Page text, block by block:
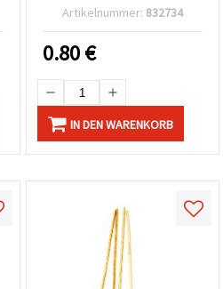
Artikelnummer: 832734
0.80€
IN DEN WARENKORB